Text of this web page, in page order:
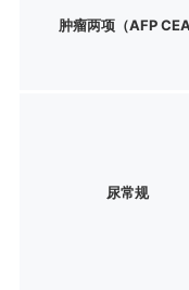
肿瘤两项（AFP
尿常规